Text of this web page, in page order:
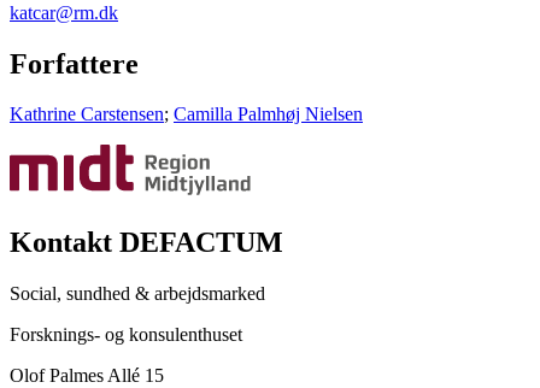
katcar@rm.dk
Forfattere
Kathrine Carstensen; Camilla Palmhøj Nielsen
Kontakt DEFACTUM
Social, sundhed & arbejdsmarked
Forsknings- og konsulenthuset
Olof Palmes Allé 15